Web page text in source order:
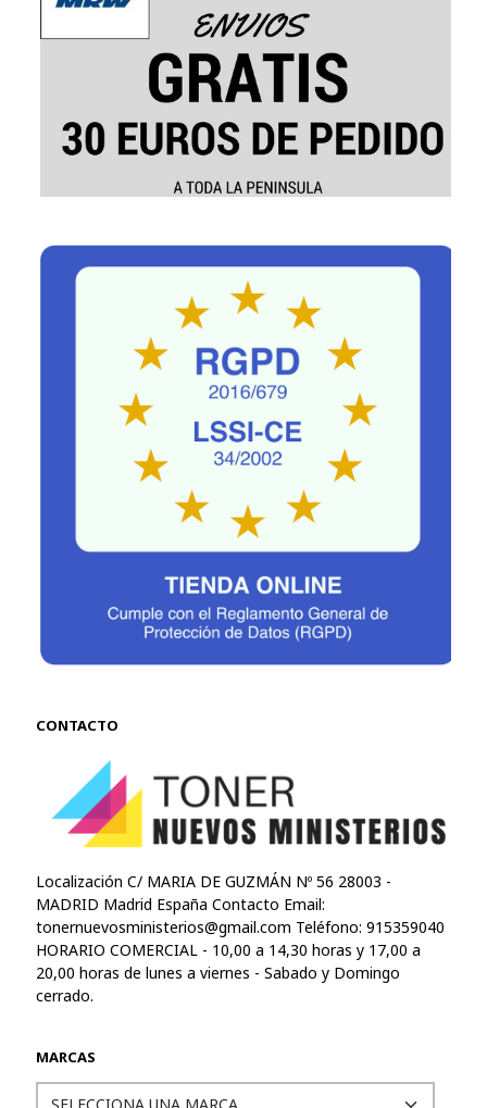
CONTACTO
Localización C/ MARIA DE GUZMÁN Nº 56 28003 -
MADRID Madrid España Contacto Email:
tonernuevosministerios@gmail.com Teléfono: 915359040
HORARIO COMERCIAL - 10,00 a 14,30 horas y 17,00 a
20,00 horas de lunes a viernes - Sabado y Domingo
cerrado.
MARCAS